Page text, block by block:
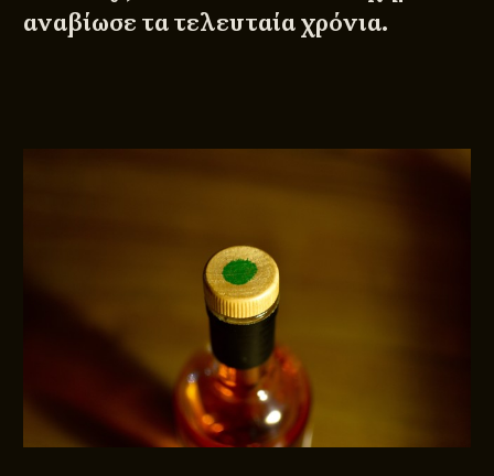
αναβίωσε τα τελευταία χρόνια.